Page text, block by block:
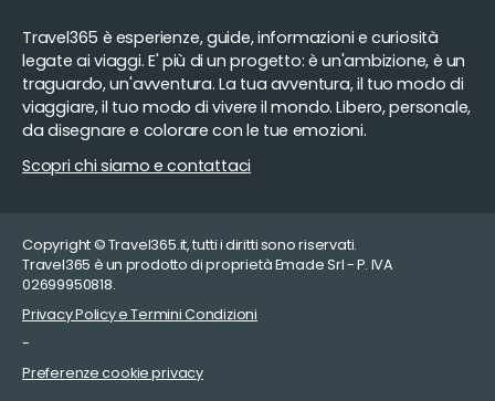
Travel365 è esperienze, guide, informazioni e curiosità
legate ai viaggi. E' più di un progetto: è un'ambizione, è un
traguardo, un'avventura. La tua avventura, il tuo modo di
viaggiare, il tuo modo di vivere il mondo. Libero, personale,
da disegnare e colorare con le tue emozioni.
Scopri chi siamo e contattaci
Copyright © Travel365.it, tutti i diritti sono riservati.
Travel365 è un prodotto di proprietà Emade Srl - P. IVA
02699950818.
Privacy Policy e Termini Condizioni
-
Preferenze cookie privacy